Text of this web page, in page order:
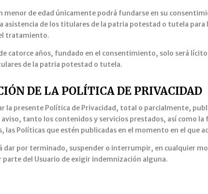
de edad únicamente podrá fundarse en su
asistencia de los titulares de la patria potestad o tutela
tratamiento.
catorce años, fundado en el consentimiento, solo será
de la patria potestad o tutela.
DE LA POLÍTICA DE PRIVACIDAD
la presente Política de Privacidad, total o parcialmente,
tanto los contenidos y servicios prestados, así como la
las Políticas que estén publicadas en el momento en el que
dar por terminado, suspender o interrumpir, en cualquier
del Usuario de exigir indemnización alguna.